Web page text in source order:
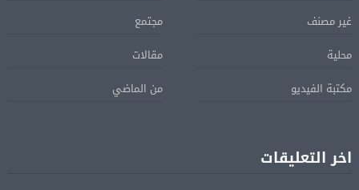
غير مصنف
مجتمع
محلية
مقالات
مكتبة الفيديو
من الماضي
اخر التعليقات